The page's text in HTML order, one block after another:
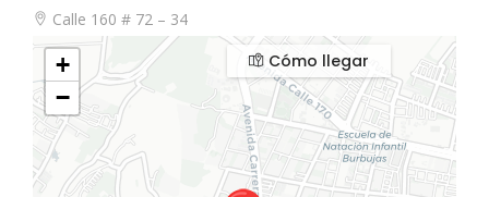
Calle 160 # 72 – 34
+
−
Cómo llegar